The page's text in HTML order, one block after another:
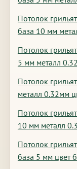
Потолок
база 10 мм
Потолок
5 мм металл
Потолок
металл 0.32мм
Потолок
10 мм металл
Потолок
база 5 мм цвет